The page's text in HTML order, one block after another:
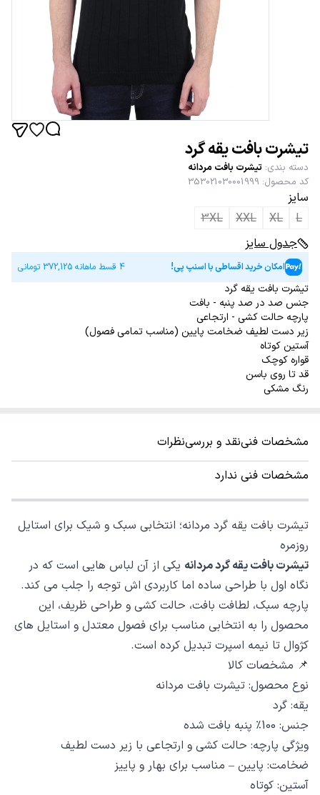
تیشرت بافت یقه گرد
دسته بندی: تیشرت بافت مردانه
کد محصول:
353021030001999
سایز
L
XL
XXL
3XL
جدول سایز
امکان خرید اقساطی با اسنپ پی! 4 قسط ماهانه 372,125 تومانی
تیشرت بافت یقه گرد
جنس صد در صد پنبه - بافت
پارچه حالت کشی - ارتجاعی
زیر دست لطیف ضخامت پایین (مناسب تمامی فصول)
آستین کوتاه
قواره کوچک
قد تا روی باسن
رنگ مشکی
مشخصات فنینقد و بررسینظرات
مشخصات فنی ندارد
تیشرت بافت یقه گرد مردانه؛ انتخابی سبک و شیک برای استایل
روزمره
تیشرت بافت یقه گرد مردانه یکی از آن لباس هایی است که در
نگاه اول با طراحی ساده اما کاربردی اش توجه را جلب می کند.
پارچه سبک، لطافت بافت، حالت کشی و طراحی ظریف، این
محصول را به انتخابی مناسب برای فصول معتدل و استایل های
کژوال تا نیمه اسپرت تبدیل کرده است.
📌 مشخصات کالا
نوع محصول: تیشرت بافت مردانه
یقه: گرد
جنس: 100٪ پنبه بافت شده
ویژگی پارچه: حالت کشی و ارتجاعی با زیر دست لطیف
ضخامت: پایین – مناسب برای بهار و پاییز
آستین: کوتاه